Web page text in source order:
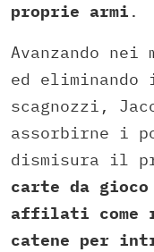
proprie armi .
Avanzando nei
ed
scagnozzi,
assorbirne i
dismisura il
carte da
affilati come
catene per